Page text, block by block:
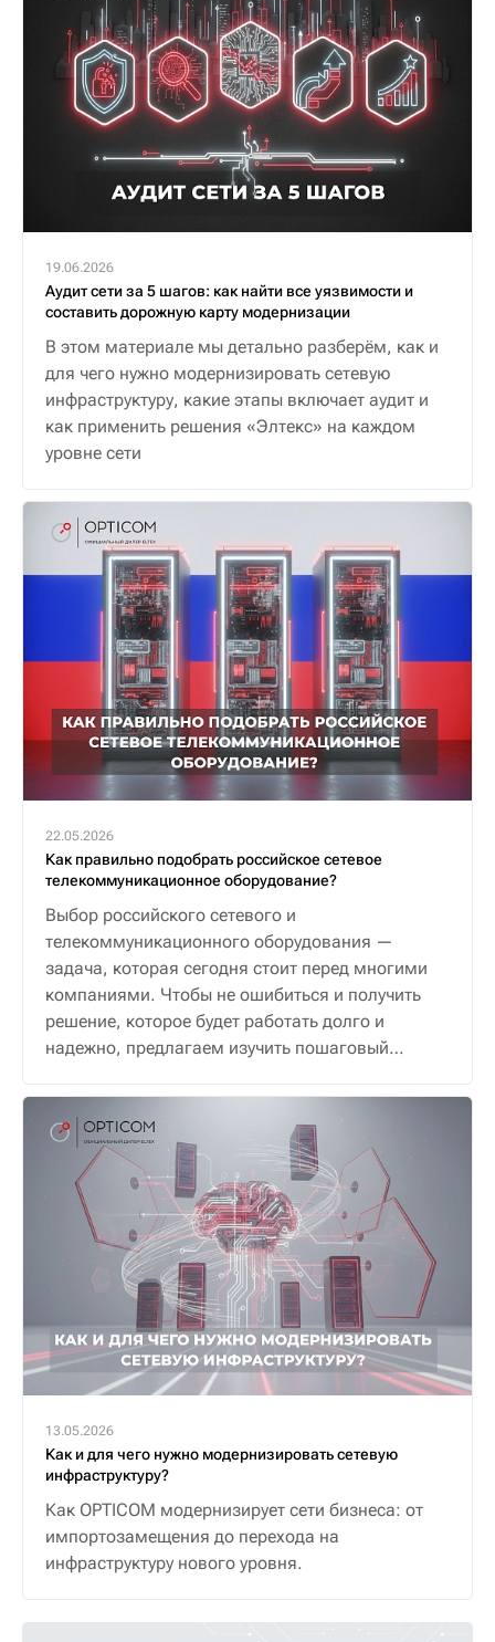
19.06.2026
Аудит сети за 5 шагов: как найти все уязвимости и
составить дорожную карту модернизации
В этом материале мы детально разберём, как и
для чего нужно модернизировать сетевую
инфраструктуру, какие этапы включает аудит и
как применить решения «Элтекс» на каждом
уровне сети
22.05.2026
Как правильно подобрать российское сетевое
телекоммуникационное оборудование?
Выбор российского сетевого и
телекоммуникационного оборудования —
задача, которая сегодня стоит перед многими
компаниями. Чтобы не ошибиться и получить
решение, которое будет работать долго и
надежно, предлагаем изучить пошаговый
13.05.2026
Как и для чего нужно модернизировать сетевую
инфраструктуру?
Как OPTICOM модернизирует сети бизнеса: от
импортозамещения до перехода на
инфраструктуру нового уровня.